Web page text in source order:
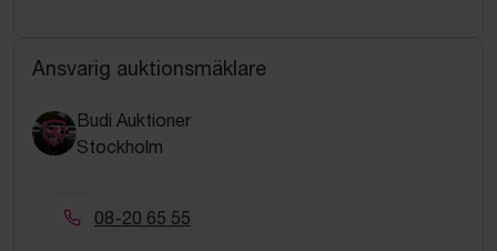
Ansvarig auktionsmäklare
Budi Auktioner
Stockholm
08-20 65 55